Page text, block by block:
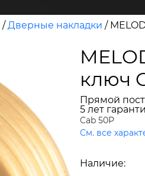
/Дверные накладки /
ключ
Прямой
5 лет
Cab 50P
См. все
Наличие: